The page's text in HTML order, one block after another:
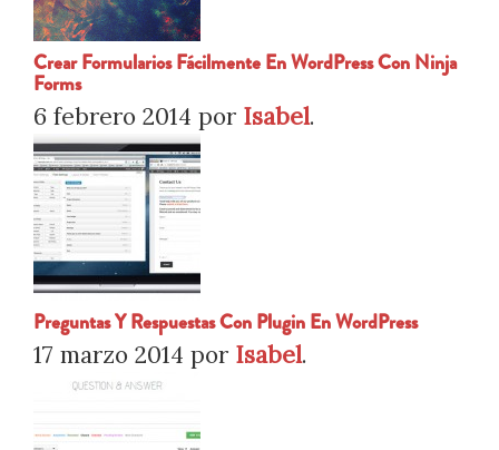
Crear Formularios Fácilmente En WordPress Con Ninja
Forms
6 febrero 2014 por Isabel.
Preguntas Y Respuestas Con Plugin En WordPress
17 marzo 2014 por Isabel.